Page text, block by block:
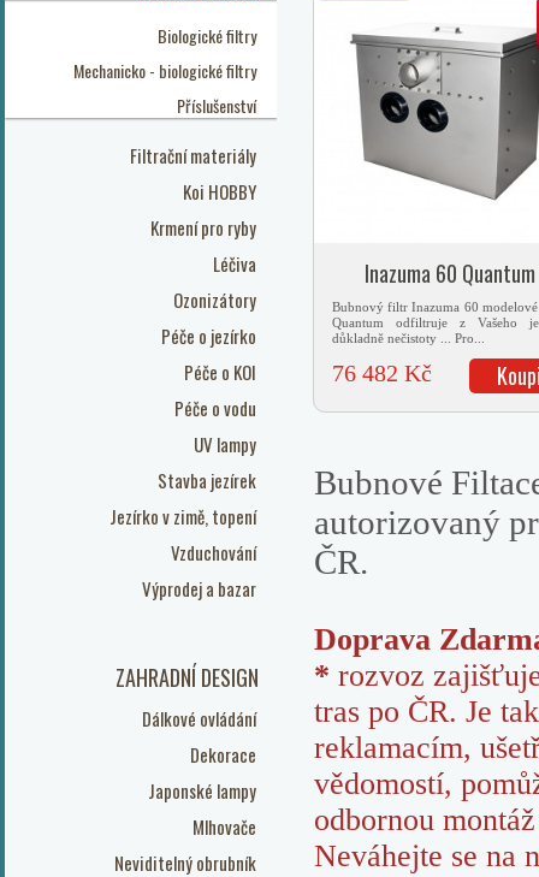
Biologické filtry
Mechanicko - biologické filtry
Příslušenství
Filtrační materiály
Koi HOBBY
Krmení pro ryby
Léčiva
Ozonizátory
Péče o jezírko
Péče o KOI
Péče o vodu
UV lampy
Stavba jezírek
Jezírko v zimě, topení
Vzduchování
Výprodej a bazar
ZAHRADNÍ DESIGN
Dálkové ovládání
Dekorace
Japonské lampy
Mlhovače
Neviditelný obrubník
Inazuma 60 Quantum
Bubnový filtr Inazuma 60
Quantum odfiltruje z Vašeho
důkladně nečistoty ... Pro...
76 482 Kč
Bubnové
autorizovaný
ČR.
Doprava
* rozvoz
tras po ČR. Je
reklamacím,
vědomostí,
odbornou
Neváhejte se na